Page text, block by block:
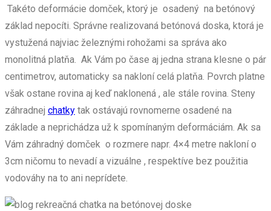
Takéto deformácie domček, ktorý je osadený na betónový
základ nepocíti. Správne realizovaná betónová doska, ktorá je
vystužená najviac železnými rohožami sa správa ako
monolitná platňa. Ak Vám po čase aj jedna strana klesne o pár
centimetrov, automaticky sa nakloní celá platňa. Povrch platne
však ostane rovina aj keď naklonená , ale stále rovina. Steny
záhradnej chatky tak ostávajú rovnomerne osadené na
základe a neprichádza už k spomínaným deformáciám. Ak sa
Vám záhradný domček o rozmere napr. 4×4 metre nakloní o
3cm ničomu to nevadí a vizuálne , respektíve bez použitia
vodováhy na to ani neprídete.